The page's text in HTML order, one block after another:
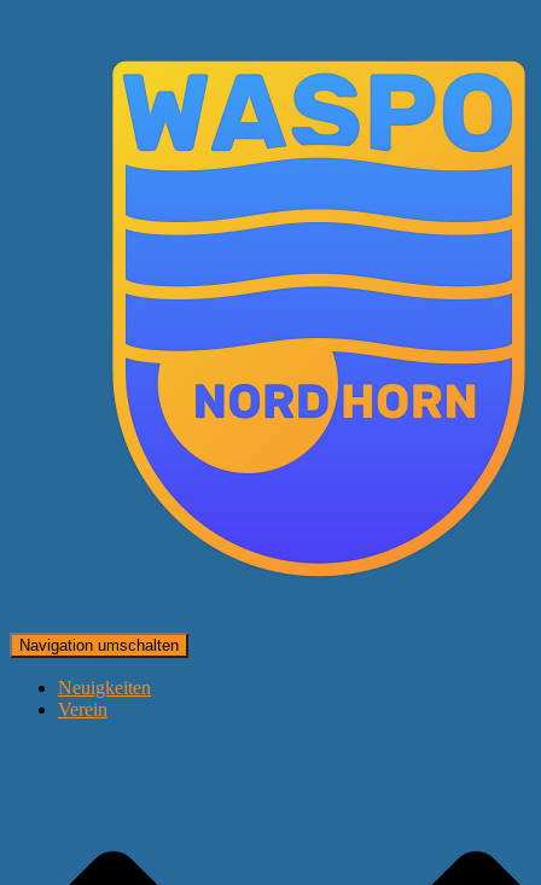
Navigation umschalten
Neuigkeiten
Verein